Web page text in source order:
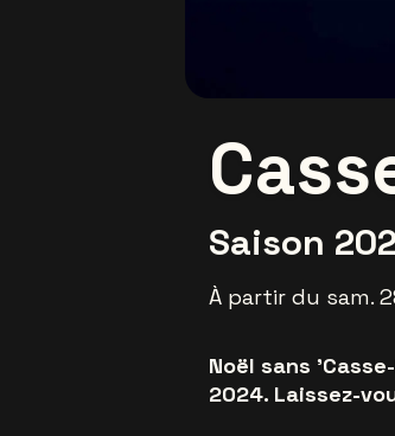
Saison
À partir du sam.
Noël sans
2024. Laissez-